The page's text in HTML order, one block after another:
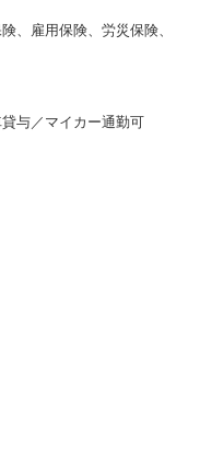
、雇用保険、労災保険、
与／マイカー通勤可